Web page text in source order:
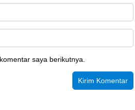
saya berikutnya.